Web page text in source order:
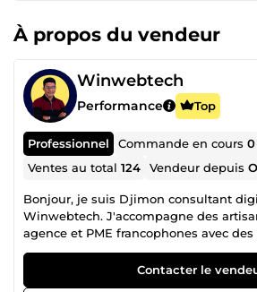
À propos du vendeur
Winwebtech
Performance Top
Professionnel Commande en cours0
Ventes au total124 Vendeur depuis
Bonjour, je suis Djimon consultant
Winwebtech. J'accompagne des
agence et PME francophones avec
concrètes. Ce qui me tient à cœur ?
vraie différence pas juste un livrable de plus. Ce
concrètement : ◀️ Chatbot IA personnalisé : un assistant
Contacter le